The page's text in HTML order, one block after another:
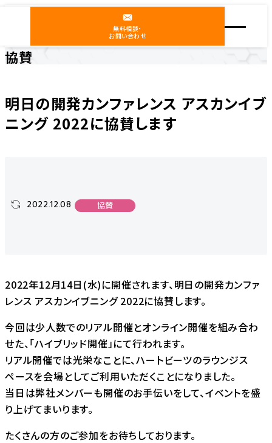
無料相談・
お問い合わせ
協賛
明日の開発カンファレンス アスカンイブ
ニング 2022に協賛します
2022.12.08 協賛
2022年12月14日(水)に開催されます、明日の開発カンファ
レンス アスカンイブニング 2022に協賛します。
今回は少人数でのリアル開催とオンライン開催を組み合わ
せた、「ハイブリッド開催」にて行われます。
リアル開催では光栄なことに、ハートビーツのラウンジス
ペースを会場としてご利用いただくことになりました。
当日は弊社メンバーも開催のお手伝いをして、イベントを盛
り上げてまいります。
たくさんの方のご参加をお待ちしております。